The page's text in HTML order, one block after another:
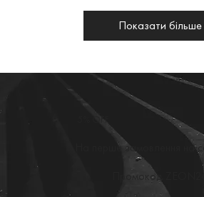
Показати більше
Промокод ZEON26
На перше замовлення на